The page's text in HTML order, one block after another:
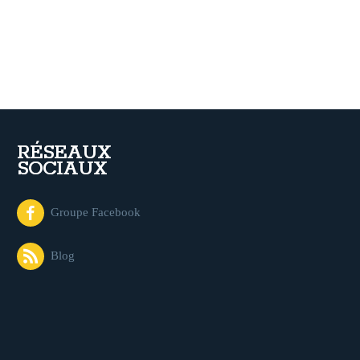
RÉSEAUX
SOCIAUX
Groupe Facebook
Blog